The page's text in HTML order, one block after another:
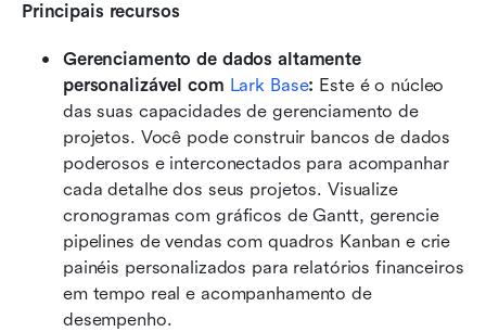
Principais recursos
Gerenciamento de dados altamente
personalizável com Lark Base: Este é o núcleo
das suas capacidades de gerenciamento de
projetos. Você pode construir bancos de dados
poderosos e interconectados para acompanhar
cada detalhe dos seus projetos. Visualize
cronogramas com gráficos de Gantt, gerencie
pipelines de vendas com quadros Kanban e crie
painéis personalizados para relatórios financeiros
em tempo real e acompanhamento de
desempenho.